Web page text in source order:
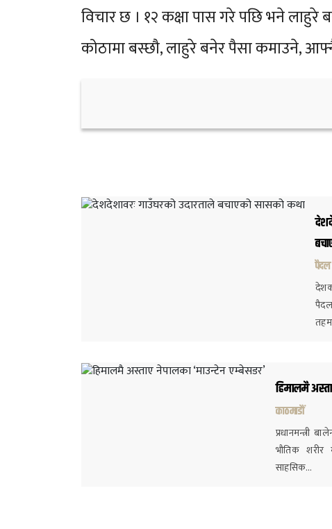
विचार छ । १२ कक्षा पास गरे पछि भने लाहुरे
कोठामा बस्छौ, लाहुरे बनेर पैसा कमाउने,
पैदल
हिमालमै
काठमाडौं
प्रधानमन्त्री
भौतिक शरीर
साहसिक…